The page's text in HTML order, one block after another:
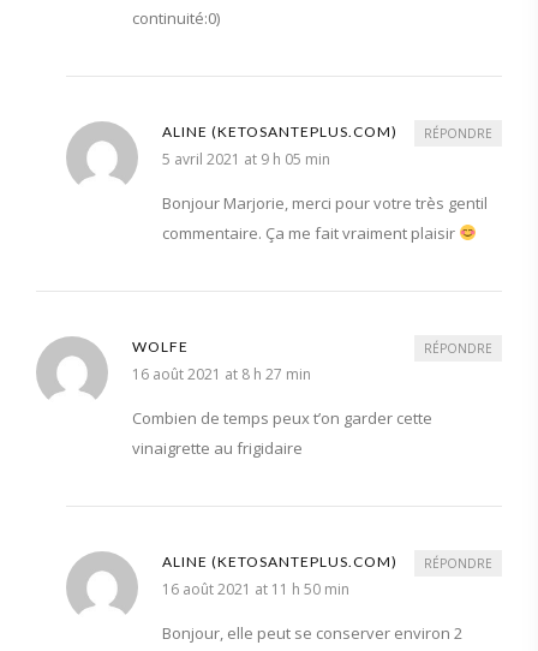
continuité:0)
ALINE (KETOSANTEPLUS.COM)
5 avril 2021 at 9 h 05 min
Bonjour Marjorie, merci pour votre très gentil
commentaire. Ça me fait vraiment plaisir
RÉPONDRE
WOLFE
16 août 2021 at 8 h 27 min
Combien de temps peux t’on garder cette
vinaigrette au frigidaire
RÉPONDRE
ALINE (KETOSANTEPLUS.COM)
16 août 2021 at 11 h 50 min
Bonjour, elle peut se conserver environ 2
RÉPONDRE